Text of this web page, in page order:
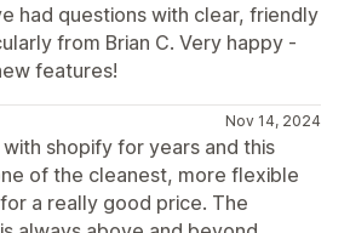
had questions with clear, friendly
from Brian C. Very happy -
features!
Nov 14, 2024
shopify for years and this
of the cleanest, more flexible
a really good price. The